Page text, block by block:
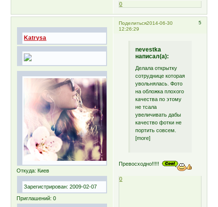
0
Поделиться 5
2014-06-30
12:26:29
Katrysa
Откуда: Киев
Зарегистрирован: 2009-02-07
Приглашений: 0
nevestka
написал(а):
Делала открытку
сотруднице которая
увольнялась. Фото
на обложка плохого
качества по этому
не тсала
увеличивать дабы
качество фотки не
портить совсем.
[more]
Превосходно!!!!!
0